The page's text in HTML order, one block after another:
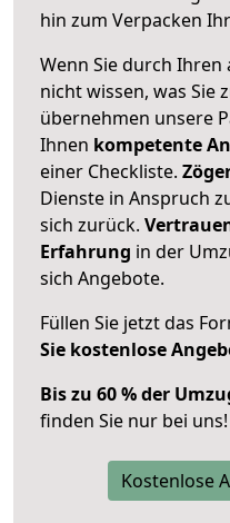
hin zum Verpacken
Wenn Sie durch
nicht wissen, was Sie
übernehmen unsere
Ihnen kompetente
einer Checkliste.
Dienste in Anspruch
sich zurück.
Erfahrung in der
sich Angebote.
Füllen Sie jetzt das
Sie kostenlose
Bis zu 60 % der
finden Sie nur bei uns!
Kostenlose